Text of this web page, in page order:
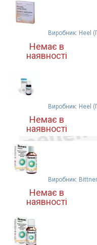
Виробник: Heel
Немає в
наявності
Виробник: Heel
Немає в
наявності
Виробник: Bittner
Немає в
наявності